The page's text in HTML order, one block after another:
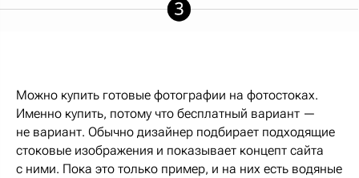
Можно купить готовые фотографии на фотостоках.
Именно купить, потому что бесплатный вариант —
не вариант. Обычно дизайнер подбирает подходящие
стоковые изображения и показывает концепт сайта
с ними. Пока это только пример, и на них есть водяные